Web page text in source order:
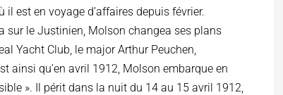
est en voyage d’affaires depuis février.
sur le Justinien, Molson changea ses plans
Yacht Club, le major Arthur Peuchen,
ainsi qu’en avril 1912, Molson embarque en
». Il périt dans la nuit du 14 au 15 avril 1912,